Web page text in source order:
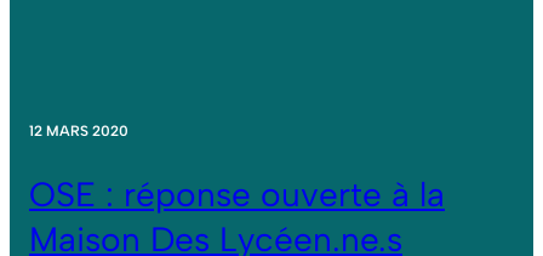
12 MARS 2020
OSE : réponse ouverte à la
Maison Des Lycéen.ne.s